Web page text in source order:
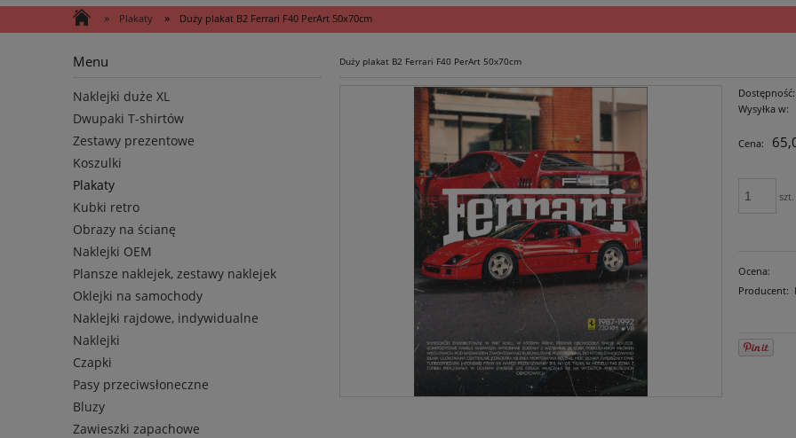
» Plakaty » Duży plakat B2 Ferrari F40 PerArt 50x70cm
Menu
Naklejki duże XL
Dwupaki T-shirtów
Zestawy prezentowe
Koszulki
Plakaty
Kubki retro
Obrazy na ścianę
Naklejki OEM
Plansze naklejek, zestawy naklejek
Oklejki na samochody
Naklejki rajdowe, indywidualne
Naklejki
Czapki
Pasy przeciwsłoneczne
Bluzy
Zawieszki zapachowe
Duży plakat B2 Ferrari F40 PerArt 50x70cm
Dostępność:
Wysyłka w:
Cena:
szt.
Ocena:
Producent: